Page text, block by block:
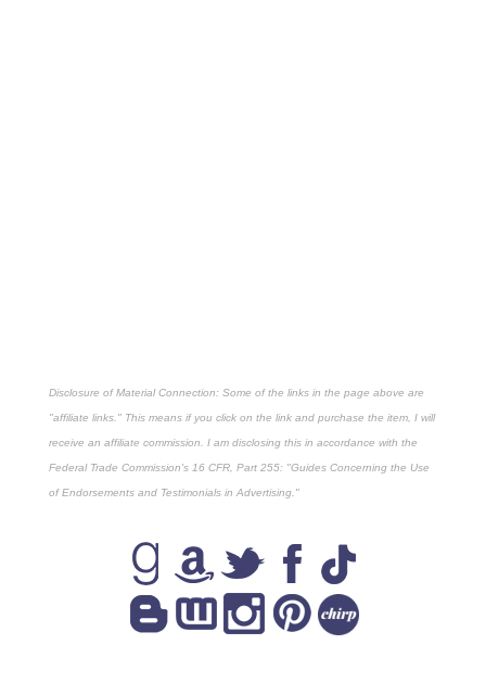
Disclosure of Material Connection: Some of the links in the page above are
"affiliate links." This means if you click on the link and purchase the item, I will
receive an affiliate commission. I am disclosing this in accordance with the
Federal Trade Commission's 16 CFR, Part 255: "Guides Concerning the Use
of Endorsements and Testimonials in Advertising."